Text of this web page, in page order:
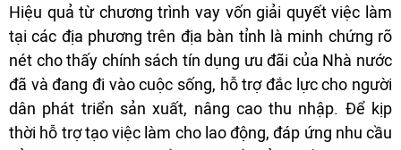
Hiệu quả từ chương trình vay vốn giải quyết việc làm
tại các địa phương trên địa bàn tỉnh là minh chứng rõ
nét cho thấy chính sách tín dụng ưu đãi của Nhà nước
đã và đang đi vào cuộc sống, hỗ trợ đắc lực cho người
dân phát triển sản xuất, nâng cao thu nhập. Để kịp
thời hỗ trợ tạo việc làm cho lao động, đáp ứng nhu cầu